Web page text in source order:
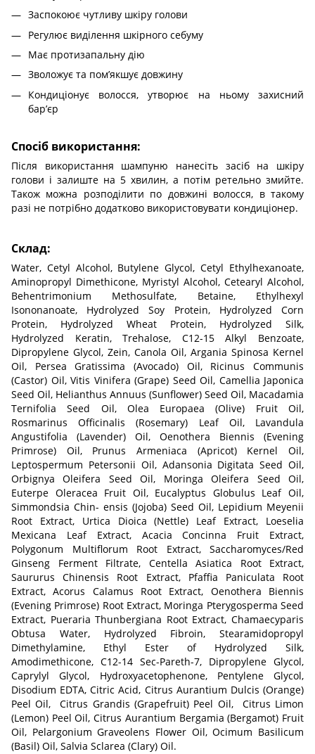
Заспокоює чутливу шкіру голови
Регулює виділення шкірного себуму
Має протизапальну дію
Зволожує та помʼякшує довжину
Кондиціонує волосся, утворює на ньому захисний
бар’єр
Спосіб використання:
Після використання шампуню нанесіть засіб на шкіру
голови і залиште на 5 хвилин, а потім ретельно змийте.
Також можна розподілити по довжині волосся, в такому
разі не потрібно додатково використовувати кондиціонер.
Склад:
Water, Cetyl Alcohol, Butylene Glycol, Cetyl Ethylhexanoate,
Aminopropyl Dimethicone, Myristyl Alcohol, Cetearyl Alcohol,
Behentrimonium Methosulfate, Betaine, Ethylhexyl
Isononanoate, Hydrolyzed Soy Protein, Hydrolyzed Corn
Protein, Hydrolyzed Wheat Protein, Hydrolyzed Silk,
Hydrolyzed Keratin, Trehalose, C12-15 Alkyl Benzoate,
Dipropylene Glycol, Zein, Canola Oil, Argania Spinosa Kernel
Oil, Persea Gratissima (Avocado) Oil, Ricinus Communis
(Castor) Oil, Vitis Vinifera (Grape) Seed Oil, Camellia Japonica
Seed Oil, Helianthus Annuus (Sunflower) Seed Oil, Macadamia
Ternifolia Seed Oil, Olea Europaea (Olive) Fruit Oil,
Rosmarinus Officinalis (Rosemary) Leaf Oil, Lavandula
Angustifolia (Lavender) Oil, Oenothera Biennis (Evening
Primrose) Oil, Prunus Armeniaca (Apricot) Kernel Oil,
Leptospermum Petersonii Oil, Adansonia Digitata Seed Oil,
Orbignya Oleifera Seed Oil, Moringa Oleifera Seed Oil,
Euterpe Oleracea Fruit Oil, Eucalyptus Globulus Leaf Oil,
Simmondsia Chin- ensis (Jojoba) Seed Oil, Lepidium Meyenii
Root Extract, Urtica Dioica (Nettle) Leaf Extract, Loeselia
Mexicana Leaf Extract, Acacia Concinna Fruit Extract,
Polygonum Multiflorum Root Extract, Saccharomyces/Red
Ginseng Ferment Filtrate, Centella Asiatica Root Extract,
Saururus Chinensis Root Extract, Pfaffia Paniculata Root
Extract, Acorus Calamus Root Extract, Oenothera Biennis
(Evening Primrose) Root Extract, Moringa Pterygosperma Seed
Extract, Pueraria Thunbergiana Root Extract, Chamaecyparis
Obtusa Water, Hydrolyzed Fibroin, Stearamidopropyl
Dimethylamine, Ethyl Ester of Hydrolyzed Silk,
Amodimethicone, C12-14 Sec-Pareth-7, Dipropylene Glycol,
Caprylyl Glycol, Hydroxyacetophenone, Pentylene Glycol,
Disodium EDTA, Citric Acid, Citrus Aurantium Dulcis (Orange)
Peel Oil, Citrus Grandis (Grapefruit) Peel Oil, Citrus Limon
(Lemon) Peel Oil, Citrus Aurantium Bergamia (Bergamot) Fruit
Oil, Pelargonium Graveolens Flower Oil, Ocimum Basilicum
(Basil) Oil, Salvia Sclarea (Clary) Oil.